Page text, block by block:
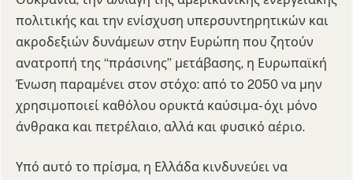
πολιτικής και την ενίσχυση υπερσυντηρητικών και
ακροδεξιών δυνάμεων στην Ευρώπη που ζητούν
ανατροπή της “πράσινης” μετάβασης, η Ευρωπαϊκή
Ένωση παραμένει στον στόχο: από το 2050 να μην
χρησιμοποιεί καθόλου ορυκτά καύσιμα- όχι μόνο
άνθρακα και πετρέλαιο, αλλά και φυσικό αέριο.
Υπό αυτό το πρίσμα, η Ελλάδα κινδυνεύει να